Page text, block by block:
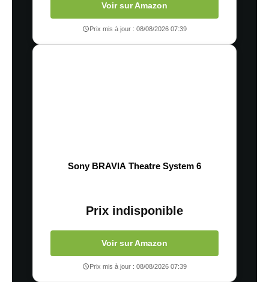
Voir sur Amazon
Prix mis à jour : 08/08/2026 07:39
Sony BRAVIA Theatre System 6
Prix indisponible
Voir sur Amazon
Prix mis à jour : 08/08/2026 07:39